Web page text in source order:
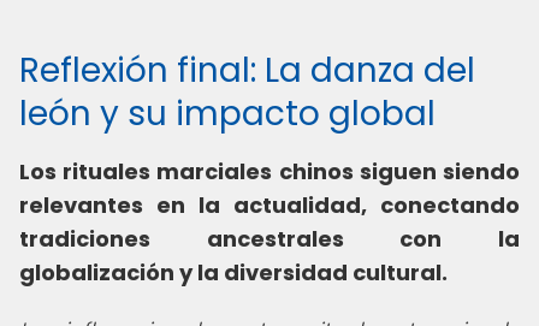
Reflexión final: La danza del
león y su impacto global
Los rituales marciales chinos siguen siendo
relevantes en la actualidad, conectando
tradiciones ancestrales con la
globalización y la diversidad cultural.